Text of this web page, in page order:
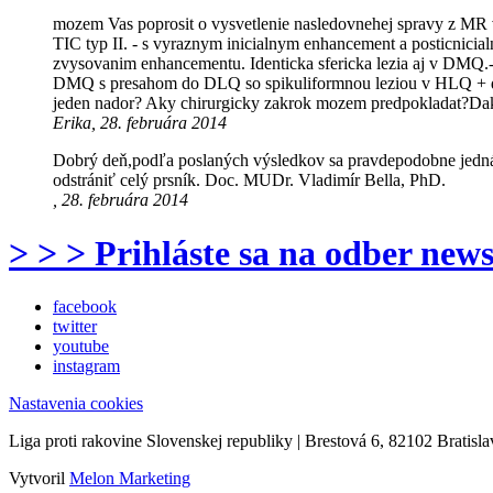
mozem Vas poprosit o vysvetlenie nasledovnehej spravy z
TIC typ II. - s vyraznym inicialnym enhancement a
zvysovanim enhancementu. Identicka sfericka lezia aj v
DMQ s presahom do DLQ so spikuliformnou leziou v HLQ
jeden nador? Aky chirurgicky zakrok mozem
Erika, 28. februára 2014
Dobrý deň,podľa poslaných výsledkov sa pravdepodobne
odstrániť celý prsník. Doc. MUDr. Vladimír Bella, PhD.
, 28. februára 2014
> > > Prihláste sa na odber
facebook
twitter
youtube
instagram
Nastavenia cookies
Liga proti rakovine Slovenskej republiky | Brestová 6, 82102
Vytvoril Melon Marketing